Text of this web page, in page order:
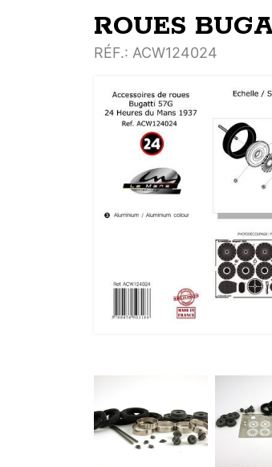
ROUES
RÉF.: ACW124024